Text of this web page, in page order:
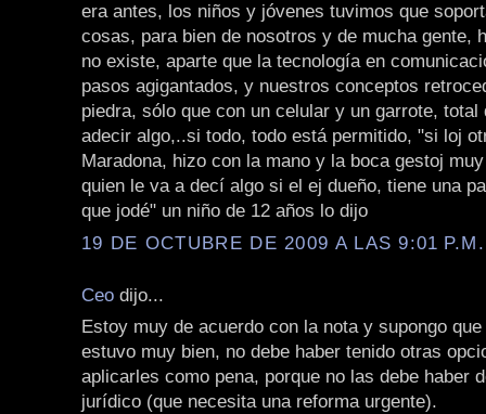
era antes, los niños y jóvenes tuvimos que
cosas, para bien de nosotros y de mucha gente,
no existe, aparte que la tecnología en
pasos agigantados, y nuestros conceptos
piedra, sólo que con un celular y un garrote, total
adecir algo,..si todo, todo está permitido, "si loj
Maradona, hizo con la mano y la boca gestoj
quien le va a decí algo si el ej dueño, tiene una
que jodé" un niño de 12 años lo dijo
19 DE OCTUBRE DE 2009 A LAS 9:01 P.M.
Ceo dijo...
Estoy muy de acuerdo con la nota y supongo
estuvo muy bien, no debe haber tenido otras
aplicarles como pena, porque no las debe haber
jurídico (que necesita una reforma urgente).